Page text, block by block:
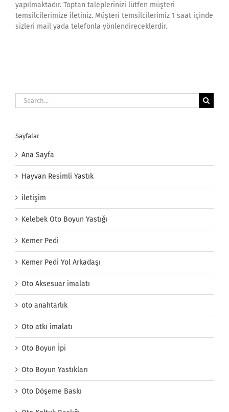
yapılmaktadır. Toptan taleplerinizi lütfen müşteri
temsilcilerimize iletiniz. Müşteri temsilcilerimiz 1 saat içinde
sizleri mail yada telefonla yönlendireceklerdir.
Search
for:
Sayfalar
Ana Sayfa
Hayvan Resimli Yastık
iletişim
Kelebek Oto Boyun Yastığı
Kemer Pedi
Kemer Pedi Yol Arkadaşı
Oto Aksesuar imalatı
oto anahtarlık
Oto atkı imalatı
Oto Boyun İpi
Oto Boyun Yastıkları
Oto Döşeme Baskı